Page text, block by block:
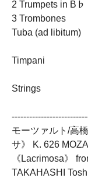
2 Trumpets in B♭
3 Trombones
Tuba (ad libitum)
Timpani
Strings
モーツァルト/高
サ》 K. 626
《Lacrimosa》
TAKAHASHI